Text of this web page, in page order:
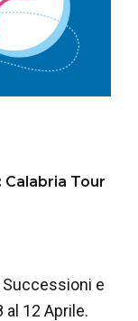
Tour
e
al 12 Aprile.